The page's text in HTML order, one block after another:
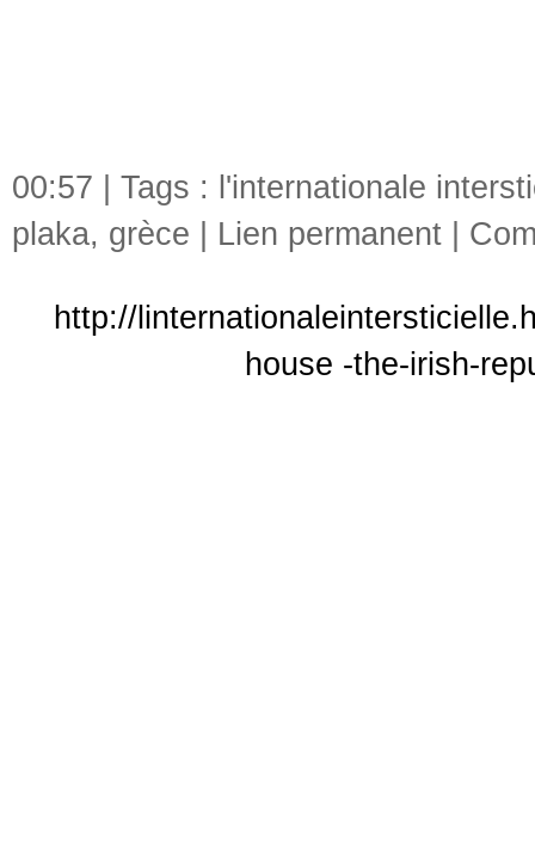
00:57 | Tags : l'internationale
plaka, grèce Lien permanent
http://
house -the-irish-